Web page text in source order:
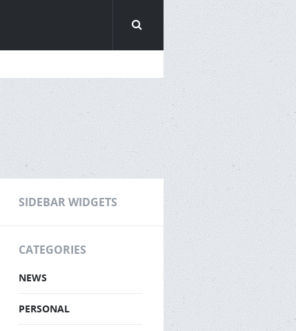
SIDEBAR WIDGETS
CATEGORIES
NEWS
PERSONAL